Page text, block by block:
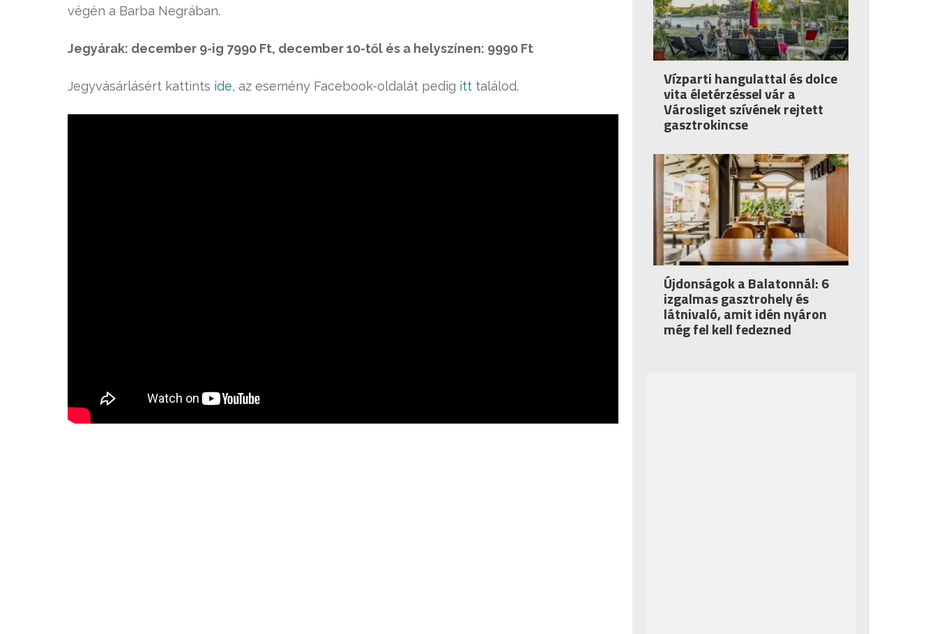
végén a Barba Negrában.
Jegyárak: december 9-ig 7990 Ft, december 10-től és a helyszínen: 9990 Ft
Jegyvásárlásért kattints ide, az esemény Facebook-oldalát pedig itt találod. Vízparti hangulattal és dolce
vita életérzéssel vár a
Városliget szívének rejtett
gasztrokincse
Újdonságok a Balatonnál: 6
izgalmas gasztrohely és
látnivaló, amit idén nyáron
még fel kell fedezned